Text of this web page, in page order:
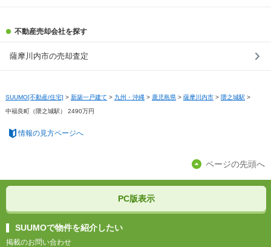
不動産売却会社を探す
薩摩川内市の売却査定
SUUMO[不動産/住宅] > 新築一戸建て > 九州・沖縄 > 鹿児島県 > 薩摩川内市 > 隈之城駅 >
中福良町（隈之城駅） 2490万円
情報の見方ページへ
ページの先頭へ
PC版表示
SUUMOで物件を紹介したい
掲載のお問い合わせ